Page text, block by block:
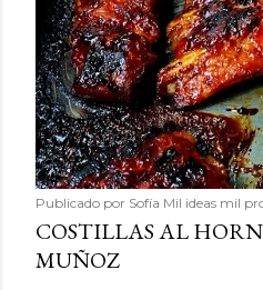
Publicado por Sofía Mil ideas mil
COSTILLAS AL
MUÑOZ